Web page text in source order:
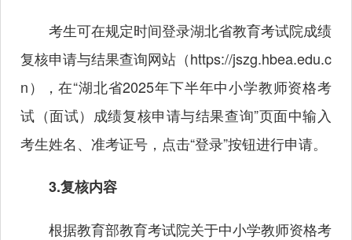
考生可在规定时间登录湖北省教育考试院成绩
复核申请与结果查询网站（https://jszg.hbea.edu.c
n），在“湖北省2025年下半年中小学教师资格考
试（面试）成绩复核申请与结果查询”页面中输入
考生姓名、准考证号，点击“登录”按钮进行申请。
3.复核内容
根据教育部教育考试院关于中小学教师资格考